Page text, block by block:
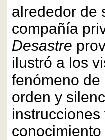
alrededor de
compañía
Desastre
ilustró a los
fenómeno
orden y